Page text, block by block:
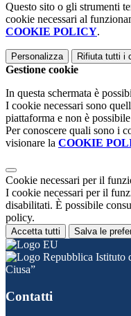
Questo sito o gli strumenti
cookie necessari al
COOKIE POLICY.
Personalizza Rifiuta tutti i
Gestione cookie
In questa schermata è
I cookie necessari sono
piattaforma e non è
Per conoscere quali sono i
visionare la COOKIE
Cookie necessari per il
I cookie necessari per il
disabilitati. È possibile
policy.
Accetta tutti Salva le
Istituto
Ciusa”
Contatti